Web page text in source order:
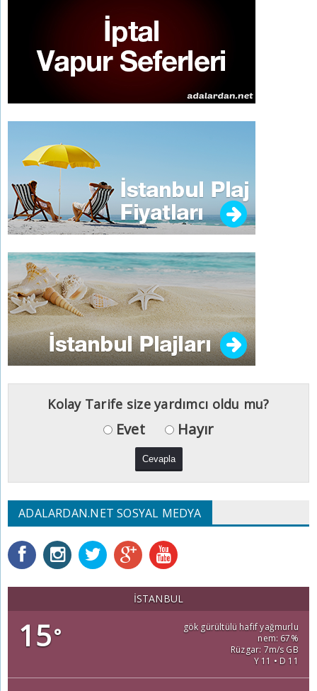
Kolay Tarife size yardımcı oldu mu?
Evet Hayır
ADALARDAN.NET SOSYAL MEDYA
İSTANBUL
15°
gök gürültülü hafif yağmurlu
nem: 67%
Rüzgar: 7m/s GB
Y 11 • D 11